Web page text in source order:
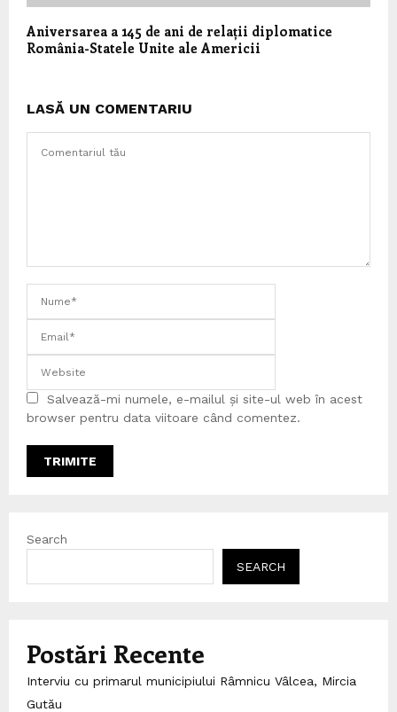
Aniversarea a 145 de ani de relații diplomatice
România-Statele Unite ale Americii
LASĂ UN COMENTARIU
Salvează-mi numele, e-mailul și site-ul web în acest
browser pentru data viitoare când comentez.
Search
SEARCH
Postări Recente
Interviu cu primarul municipiului Râmnicu Vâlcea, Mircia
Gutău